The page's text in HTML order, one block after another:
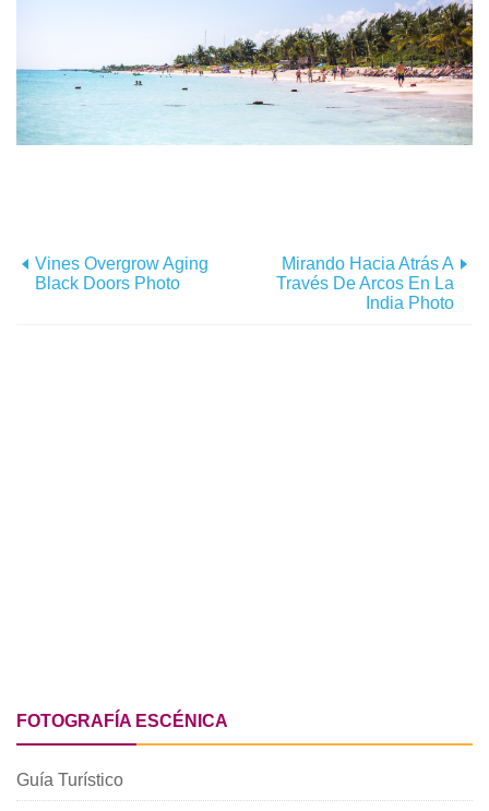
Vines Overgrow Aging
Black Doors Photo
Mirando Hacia Atrás A
Través De Arcos En La
India Photo
FOTOGRAFÍA ESCÉNICA
Guía Turístico